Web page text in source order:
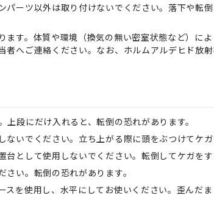
ーツ以外は取り付けないでください。落下や転
す。体質や環境（換気の無い密室状態など）に
者へご連絡ください。なお、ホルムアルデヒド放
段にだけ入れると、転倒の恐れがあります。
いでください。立ち上がる際に頭をぶつけてケガ
として使用しないでください。転倒してケガをす
い。転倒の恐れがあります。
を使用し、水平にしてお使いください。歪んだ